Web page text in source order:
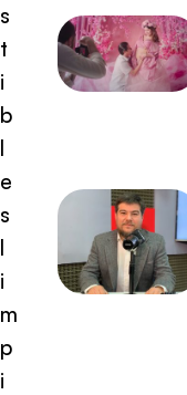
s
t
i
b
l
e
s
l
i
m
p
i